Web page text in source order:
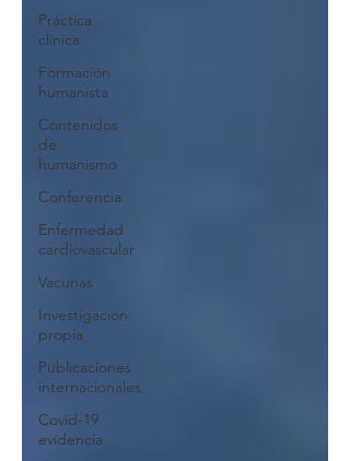
Práctica
clínica
Formación
humanista
Contenidos
de
humanismo
Conferencia
Enfermedad
cardiovascular
Vacunas
Investigacion
propia
Publicaciones
internacionales
Covid-19
evidencia